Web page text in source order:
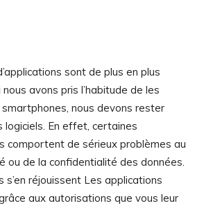
sont de plus en plus
avons pris l’habitude de les
nous devons rester
En effet, certaines
comportent de sérieux problèmes au
ou de la confidentialité des données.
s’en réjouissent Les applications
aux autorisations que vous leur